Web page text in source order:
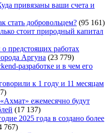
привязаны ваши счета и
стать добровольцем? (95 161)
стоит природный капитал
предстоящих работах
Аргуна (23 779)
разработке и в чем его
к 1 году и 11 месяцам
ежемесячно будут
(17 137)
2025 года в создано более
767)